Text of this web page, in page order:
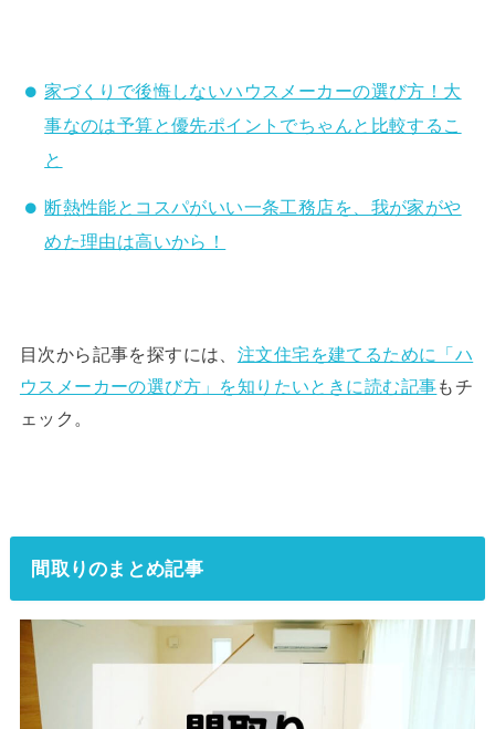
家づくりで後悔しないハウスメーカーの選び方！大
事なのは予算と優先ポイントでちゃんと比較するこ
と
断熱性能とコスパがいい一条工務店を、我が家がや
めた理由は高いから！
目次から記事を探すには、 注文住宅を建てるために「ハ
ウスメーカーの選び方」を知りたいときに読む記事もチ
ェック。
間取りのまとめ記事